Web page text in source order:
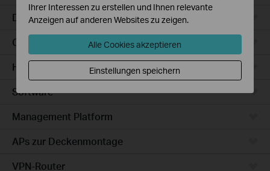
DSL Gateways
Cloud-Based
Hardware
Software
Management Platform
APs zur Deckenmontage
VPN-Router
Ihrer Interessen zu erstellen und Ihnen relevante
Anzeigen auf anderen Websites zu zeigen.
Alle Cookies akzeptieren
Einstellungen speichern